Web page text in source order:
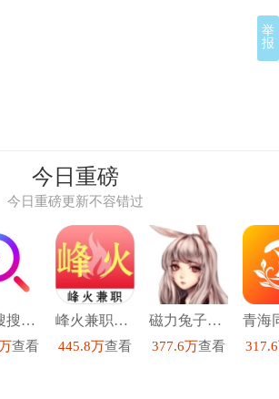
今日重磅
今日重磅更新不容错过
美图搜搜手机免费版
查看
峰火兼职手机正版
445.8万查看
磁力兔子搜索引擎手机免费版
377.6万查看
举
报